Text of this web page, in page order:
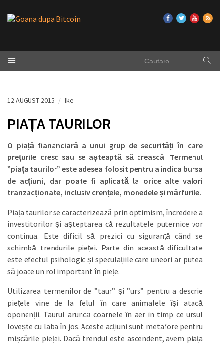
12 AUGUST 2015 / Ike
PIAȚA TAURILOR
O piață fiananciară a unui grup de securități în care
prețurile cresc sau se așteaptă să crească. Termenul
”piața taurilor” este adesea folosit pentru a indica bursa
de acțiuni, dar poate fi aplicată la orice alte valori
tranzacționate, inclusiv crențele, monedele și mărfurile.
Piața taurilor se caracterizează prin optimism, încredere a
investitorilor și așteptarea că rezultatele puternice vor
continua. Este dificil să prezici cu siguranță când se
schimbă trendurile pieței. Parte din această dificultate
este efectul psihologic și speculațiile care uneori ar putea
să joace un rol important în piețe.
Utilizarea termenilor de ”taur” și ”urs” pentru a descrie
piețele vine de la felul în care animalele își atacă
oponenții. Taurul aruncă coarnele în aer în timp ce ursul
lovește cu laba în jos. Aceste acțiuni sunt metafore pentru
mișcările pieței. Dacă trendul este ascendent, avem piața